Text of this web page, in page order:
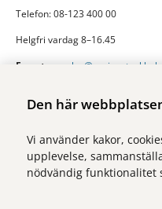
Den här
Vi använder kakor,
upplevelse,
nödvändig funktionalitet
Telefon: 08-123 400 00
Helgfri vardag 8–16.45
E-post:
Mer folkhälsodata
Stockholms län. Sidan drivs av
samhällsmedicin inom Region
Besök webbplatsen